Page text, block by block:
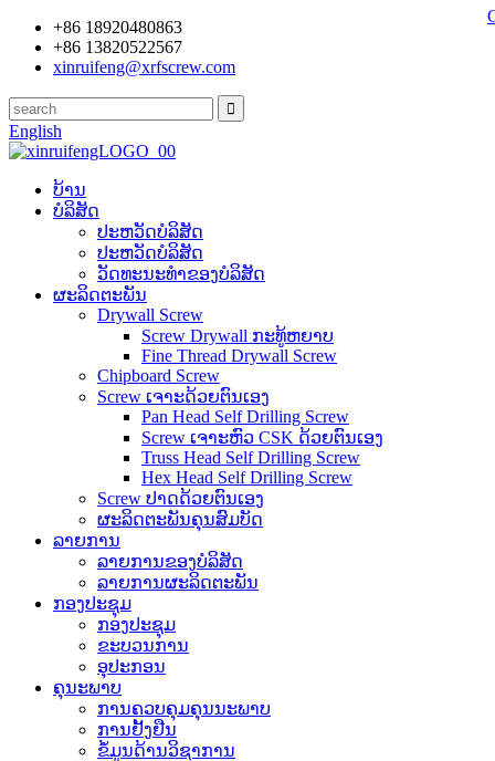
+86 18920480863
+86 13820522567
xinruifeng@xrfscrew.com
English
ບ້ານ
ບໍລິສັດ
ປະ​ຫວັດ​ບໍ​ລິ​ສັດ
ປະຫວັດບໍລິສັດ
ວັດທະນະທໍາຂອງບໍລິສັດ
ຜະລິດຕະພັນ
Drywall Screw
Screw Drywall ກະທູ້ຫຍາບ
Fine Thread Drywall Screw
Chipboard Screw
Screw ເຈາະດ້ວຍຕົນເອງ
Pan Head Self Drilling Screw
Screw ເຈາະຫົວ CSK ດ້ວຍຕົນເອງ
Truss Head Self Drilling Screw
Hex Head Self Drilling Screw
Screw ປາດດ້ວຍຕົນເອງ
ຜະລິດຕະພັນຄຸນສົມບັດ
ລາຍການ
ລາຍການຂອງບໍລິສັດ
ລາຍການຜະລິດຕະພັນ
ກອງປະຊຸມ
ກອງປະຊຸມ
ຂະບວນການ
ອຸປະກອນ
ຄຸນະພາບ
ການຄວບຄຸມຄຸນນະພາບ
ການຢັ້ງຢືນ
ຂໍ້​ມູນ​ດ້ານ​ວິ​ຊາ​ການ